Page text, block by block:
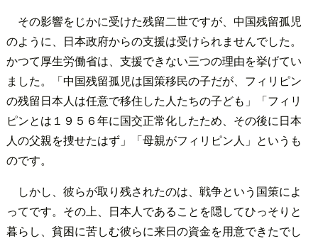
その影響をじかに受けた残留二世ですが、中国残留孤児
のように、日本政府からの支援は受けられませんでした。
かつて厚生労働省は、支援できない三つの理由を挙げてい
ました。「中国残留孤児は国策移民の子だが、フィリピン
の残留日本人は任意で移住した人たちの子ども」「フィリ
ピンとは１９５６年に国交正常化したため、その後に日本
人の父親を捜せたはず」「母親がフィリピン人」というも
のです。
しかし、彼らが取り残されたのは、戦争という国策によ
ってです。その上、日本人であることを隠してひっそりと
暮らし、貧困に苦しむ彼らに来日の資金を用意できたでし